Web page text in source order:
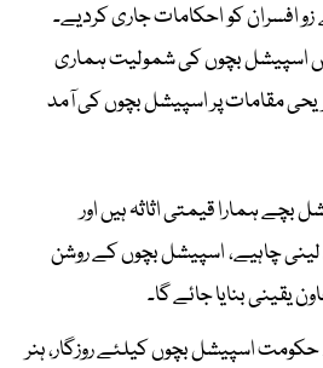
افسران کو احکامات جاری کردیے۔
اسپیشل بچوں کی شمولیت ہماری
مقامات پر اسپیشل بچوں کی آمد
بچے ہمارا قیمتی اثاثہ ہیں اور
چاہیے، اسپیشل بچوں کے روشن
یقینی بنایا جائے گا۔
اسپیشل بچوں کیلئے روزگار، ہنر